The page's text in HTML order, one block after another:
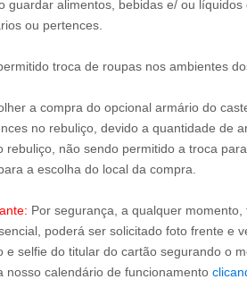
guardar alimentos, bebidas e/ ou
ou pertences.
troca de roupas nos ambientes
a compra do opcional armário do
no rebuliço, devido a quantidade de
rebuliço, não sendo permitido a troca
a escolha do local da compra.
Por segurança, a qualquer
poderá ser solicitado foto frente e
e selfie do titular do cartão segurando o
nosso calendário de funcionamento